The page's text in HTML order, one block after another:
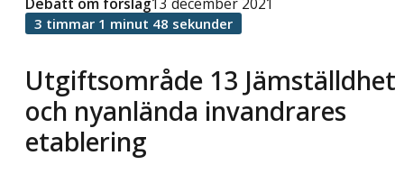
Utgiftsområde 13 Jämställdhet
och nyanlända invandrares
etablering
3 timmar 1 minut 48 sekunder